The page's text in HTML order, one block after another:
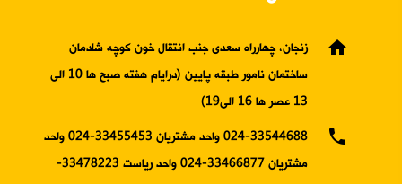
home
زنجان، چهارراه سعدی جنب انتقال خون کوچه شادمان
ساختمان نامور طبقه پایین (درایام هفته صبح ها 10 الی
13 عصر ها 16 الی19)
phone
024-33544688 واحد مشتریان 33455453-024 واحد
مشتریان 33466877-024 واحد ریاست 33478223-